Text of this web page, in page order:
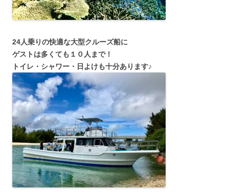
24人乗りの快適な大型クルーズ船に
ゲストは多くても１０人まで！
トイレ・シャワー・日よけも十分あります♪